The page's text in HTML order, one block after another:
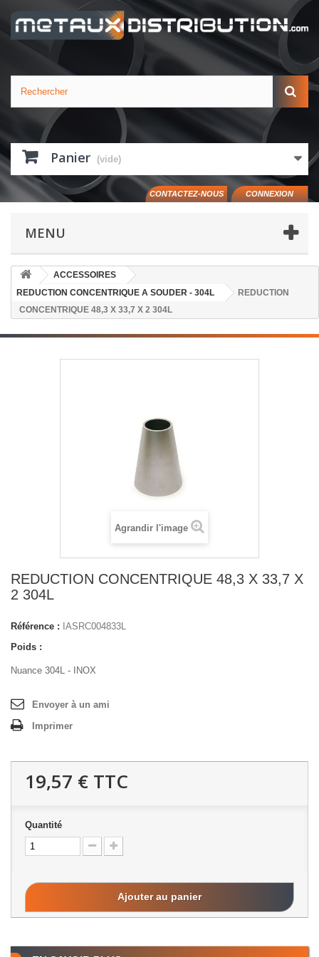
Panier (vide)
CONNEXION
CONTACTEZ-NOUS
MENU
ACCESSOIRES
REDUCTION CONCENTRIQUE A SOUDER - 304L
REDUCTION
CONCENTRIQUE 48,3 X 33,7 X 2 304L
Agrandir l'image
REDUCTION CONCENTRIQUE 48,3 X 33,7 X
2 304L
Référence : IASRC004833L
Poids :
Nuance 304L - INOX
Envoyer à un ami
Imprimer
19,57 € TTC
Quantité
Ajouter au panier